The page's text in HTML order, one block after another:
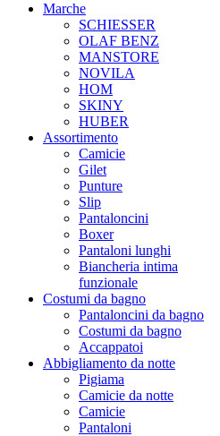
Marche
SCHIESSER
OLAF BENZ
MANSTORE
NOVILA
HOM
SKINY
HUBER
Assortimento
Camicie
Gilet
Punture
Slip
Pantaloncini
Boxer
Pantaloni lunghi
Biancheria intima
funzionale
Costumi da bagno
Pantaloncini da bagno
Costumi da bagno
Accappatoi
Abbigliamento da notte
Pigiama
Camicie da notte
Camicie
Pantaloni